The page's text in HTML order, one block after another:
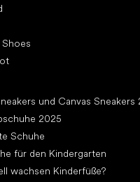
Shoes
und Canvas Sneakers
2025
Schuhe
für den Kindergarten
wachsen Kinderfüße?